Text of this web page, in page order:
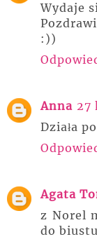
Wydaje
:))
Anna 27
Działa
Agata
z Norel
do